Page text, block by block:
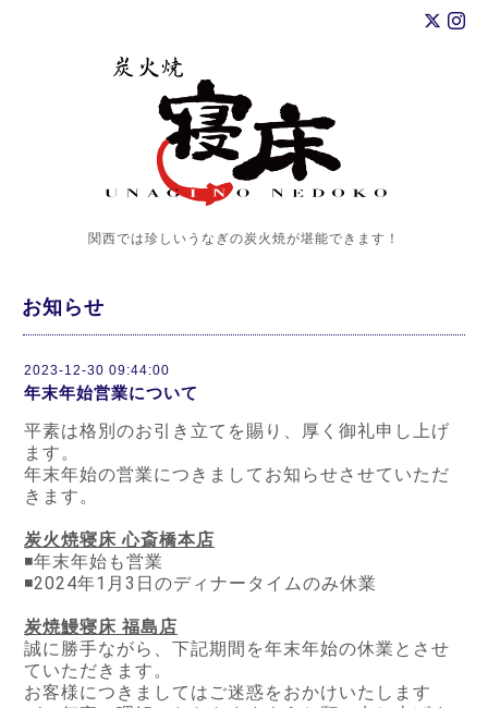
関西では珍しいうなぎの炭火焼が堪能できます！
お知らせ
2023-12-30 09:44:00
年末年始営業について
平素は格別のお引き立てを賜り、厚く御礼申し上げ
ます。
年末年始の営業につきましてお知らせさせていただ
きます。
炭火焼寝床 心斎橋本店
◾️年末年始も営業
◾️2024年1月3日のディナータイムのみ休業
炭焼鰻寝床 福島店
誠に勝手ながら、下記期間を年末年始の休業とさせ
ていただきます。
お客様につきましてはご迷惑をおかけいたします